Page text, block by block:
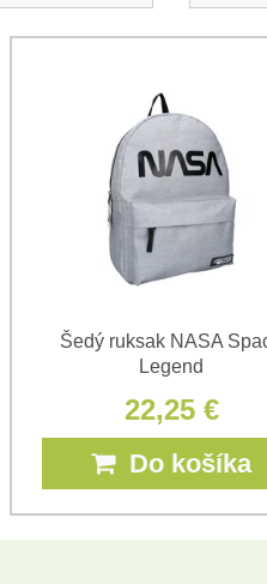
Šedý ruksak NASA
Legend
22,25 €
Do košíka